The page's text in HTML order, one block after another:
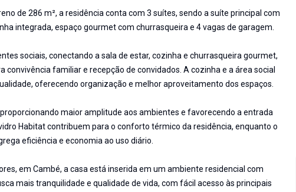
de 286 m², a residência conta com 3 suítes, sendo a suíte principal com
integrada, espaço gourmet com churrasqueira e 4 vagas de garagem.
sociais, conectando a sala de estar, cozinha e churrasqueira gourmet,
convivência familiar e recepção de convidados. A cozinha e a área social
oferecendo organização e melhor aproveitamento dos espaços.
maior amplitude aos ambientes e favorecendo a entrada
Habitat contribuem para o conforto térmico da residência, enquanto o
eficiência e economia ao uso diário.
em Cambé, a casa está inserida em um ambiente residencial com
mais tranquilidade e qualidade de vida, com fácil acesso às principais